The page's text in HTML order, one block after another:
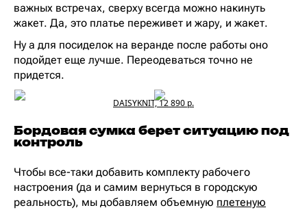
важных встречах, сверху всегда можно накинуть
жакет. Да, это платье переживет и жару, и жакет.
Ну а для посиделок на веранде после работы оно
подойдет еще лучше. Переодеваться точно не
придется.
DAISYKNIT, 12 890 р.
Бордовая сумка берет ситуацию под
контроль
Чтобы все-таки добавить комплекту рабочего
настроения (да и самим вернуться в городскую
реальность), мы добавляем объемную плетеную